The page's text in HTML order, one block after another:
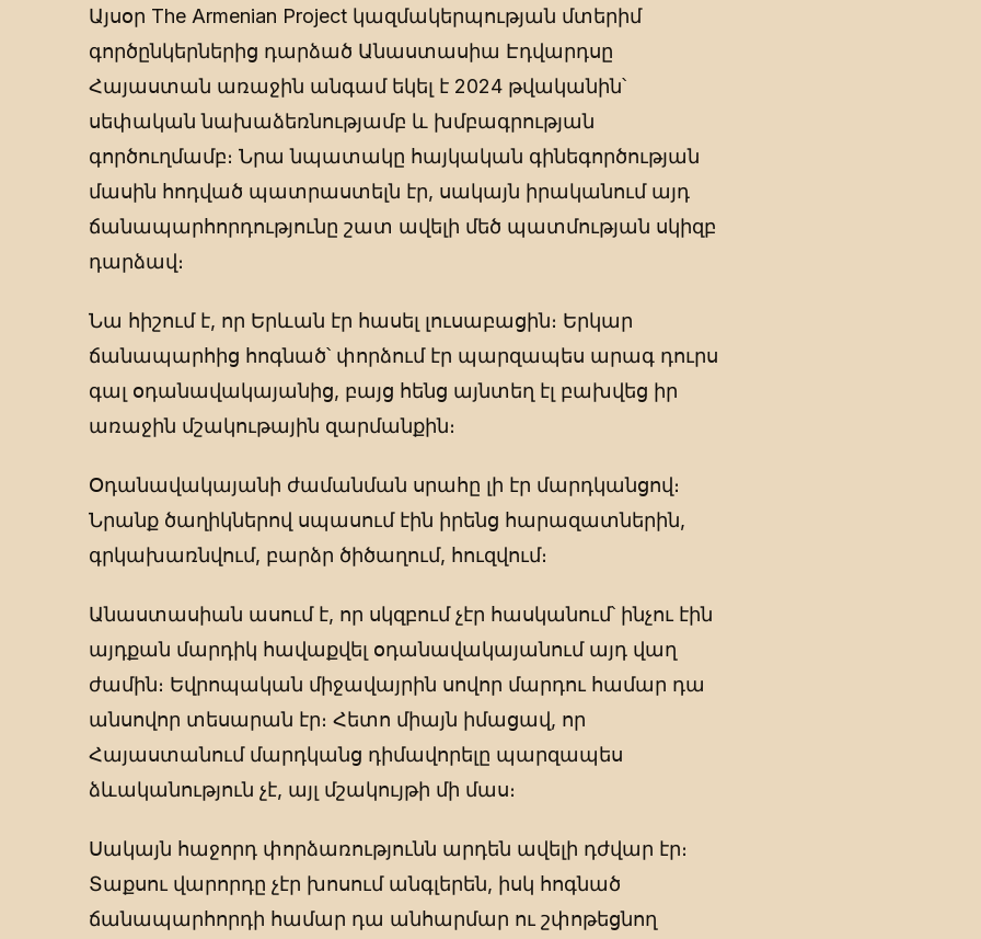
Այսօր The Armenian Project կազմակերպության մտերիմ
գործընկերներից դարձած Անաստասիա Էդվարդսը
Հայաստան առաջին անգամ եկել է 2024 թվականին՝
սեփական նախաձեռնությամբ և խմբագրության
գործուղմամբ։ Նրա նպատակը հայկական գինեգործության
մասին հոդված պատրաստելն էր, սակայն իրականում այդ
ճանապարհորդությունը շատ ավելի մեծ պատմության սկիզբ
դարձավ։
Նա հիշում է, որ Երևան էր հասել լուսաբացին։ Երկար
ճանապարհից հոգնած՝ փորձում էր պարզապես արագ դուրս
գալ օդանավակայանից, բայց հենց այնտեղ էլ բախվեց իր
առաջին մշակութային զարմանքին։
Օդանավակայանի ժամանման սրահը լի էր մարդկանցով։
Նրանք ծաղիկներով սպասում էին իրենց հարազատներին,
գրկախառնվում, բարձր ծիծաղում, հուզվում։
Անաստասիան ասում է, որ սկզբում չէր հասկանում՝ ինչու էին
այդքան մարդիկ հավաքվել օդանավակայանում այդ վաղ
ժամին։ Եվրոպական միջավայրին սովոր մարդու համար դա
անսովոր տեսարան էր։ Հետո միայն իմացավ, որ
Հայաստանում մարդկանց դիմավորելը պարզապես
ձևականություն չէ, այլ մշակույթի մի մաս։
Սակայն հաջորդ փորձառությունն արդեն ավելի դժվար էր։
Տաքսու վարորդը չէր խոսում անգլերեն, իսկ հոգնած
ճանապարհորդի համար դա անհարմար ու շփոթեցնող